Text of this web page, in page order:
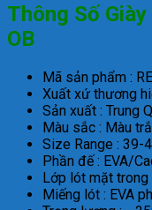
Thông Số
OB
Mã sản phẩm :
Xuất xứ thương
Sản xuất : Trung
Màu sắc : Màu
Size Range : 39-
Phần đế : EVA/
Lớp lót mặt trong
Miếng lót : EVA